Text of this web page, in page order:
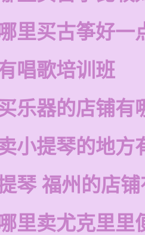
里买古筝好一
唱歌培训班
乐器的店铺有
小提琴的地方
琴 福州的店
里卖尤克里里